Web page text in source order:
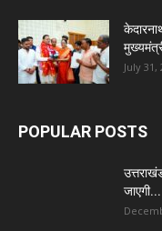
July 31,
POPULAR POSTS
जाएगी...